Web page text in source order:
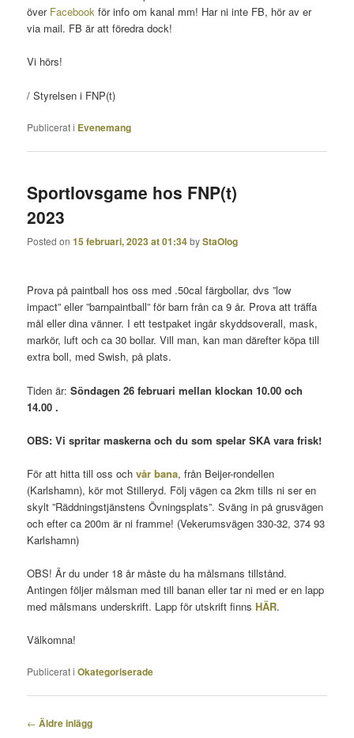
över Facebook för info om kanal mm! Har ni inte FB, hör av er
via mail. FB är att föredra dock!
Vi hörs!
/ Styrelsen i FNP(t)
Publicerat i Evenemang
Sportlovsgame hos FNP(t)
2023
Posted on 15 februari, 2023 at 01:34byStaOlog
Prova på paintball hos oss med .50cal färgbollar, dvs ”low
impact” eller ”barnpaintball” för barn från ca 9 år. Prova att träffa
mål eller dina vänner. I ett testpaket ingår skyddsoverall, mask,
markör, luft och ca 30 bollar. Vill man, kan man därefter köpa till
extra boll, med Swish, på plats.
Tiden är:Söndagen 26 februari mellan klockan 10.00 och
14.00 .
OBS: Vi spritar maskerna och du som spelar SKA vara frisk!
För att hitta till oss ochvår bana, från Beijer-rondellen
(Karlshamn), kör mot Stilleryd. Följ vägen ca 2km tills ni ser en
skylt ”Räddningstjänstens Övningsplats”. Sväng in på grusvägen
och efter ca 200m är ni framme! (Vekerumsvägen 330-32, 374 93
Karlshamn)
OBS! Är du under 18 år måste du ha målsmans tillstånd.
Antingen följer målsman med till banan eller tar ni med er en lapp
med målsmans underskrift. Lapp för utskrift finnsHÄR.
Välkomna!
Publicerat i Okategoriserade
Inläggsnavigering
← Äldre inlägg